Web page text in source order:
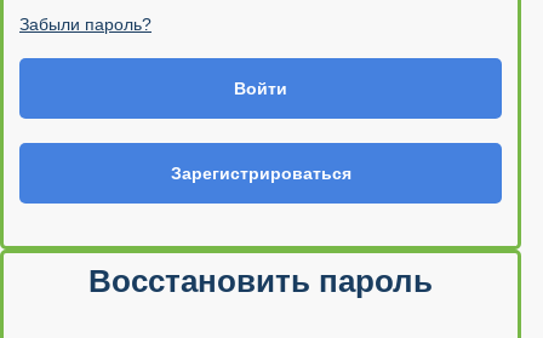
Забыли пароль?
Войти
Зарегистрироваться
Восстановить пароль